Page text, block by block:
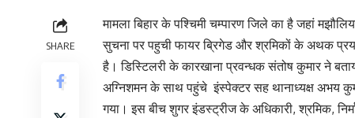
SHARE
मामला बिहार के पश्चिमी चम्पारण जिले का है जहां
सुचना पर पहुची फायर ब्रिगेड और श्रमिकों के अथक
है। डिस्टिलरी के कारखाना प्रवन्धक संतोष कुमार ने
अग्निशमन के साथ पहुंचे इंस्पेक्टर सह थानाध्यक्ष अभय
गया। इस बीच शुगर इंडस्ट्रीज के अधिकारी, श्रमिक,